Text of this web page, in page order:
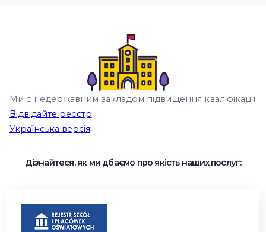
Ми є недержавним закладом підвищення кваліфікації.
Відвідайте реєстр
Українська версія
Дізнайтеся, як ми дбаємо про якість наших послуг: